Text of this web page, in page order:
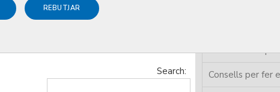
REBUTJAR
Search:
Borsa treball
Consells per fer